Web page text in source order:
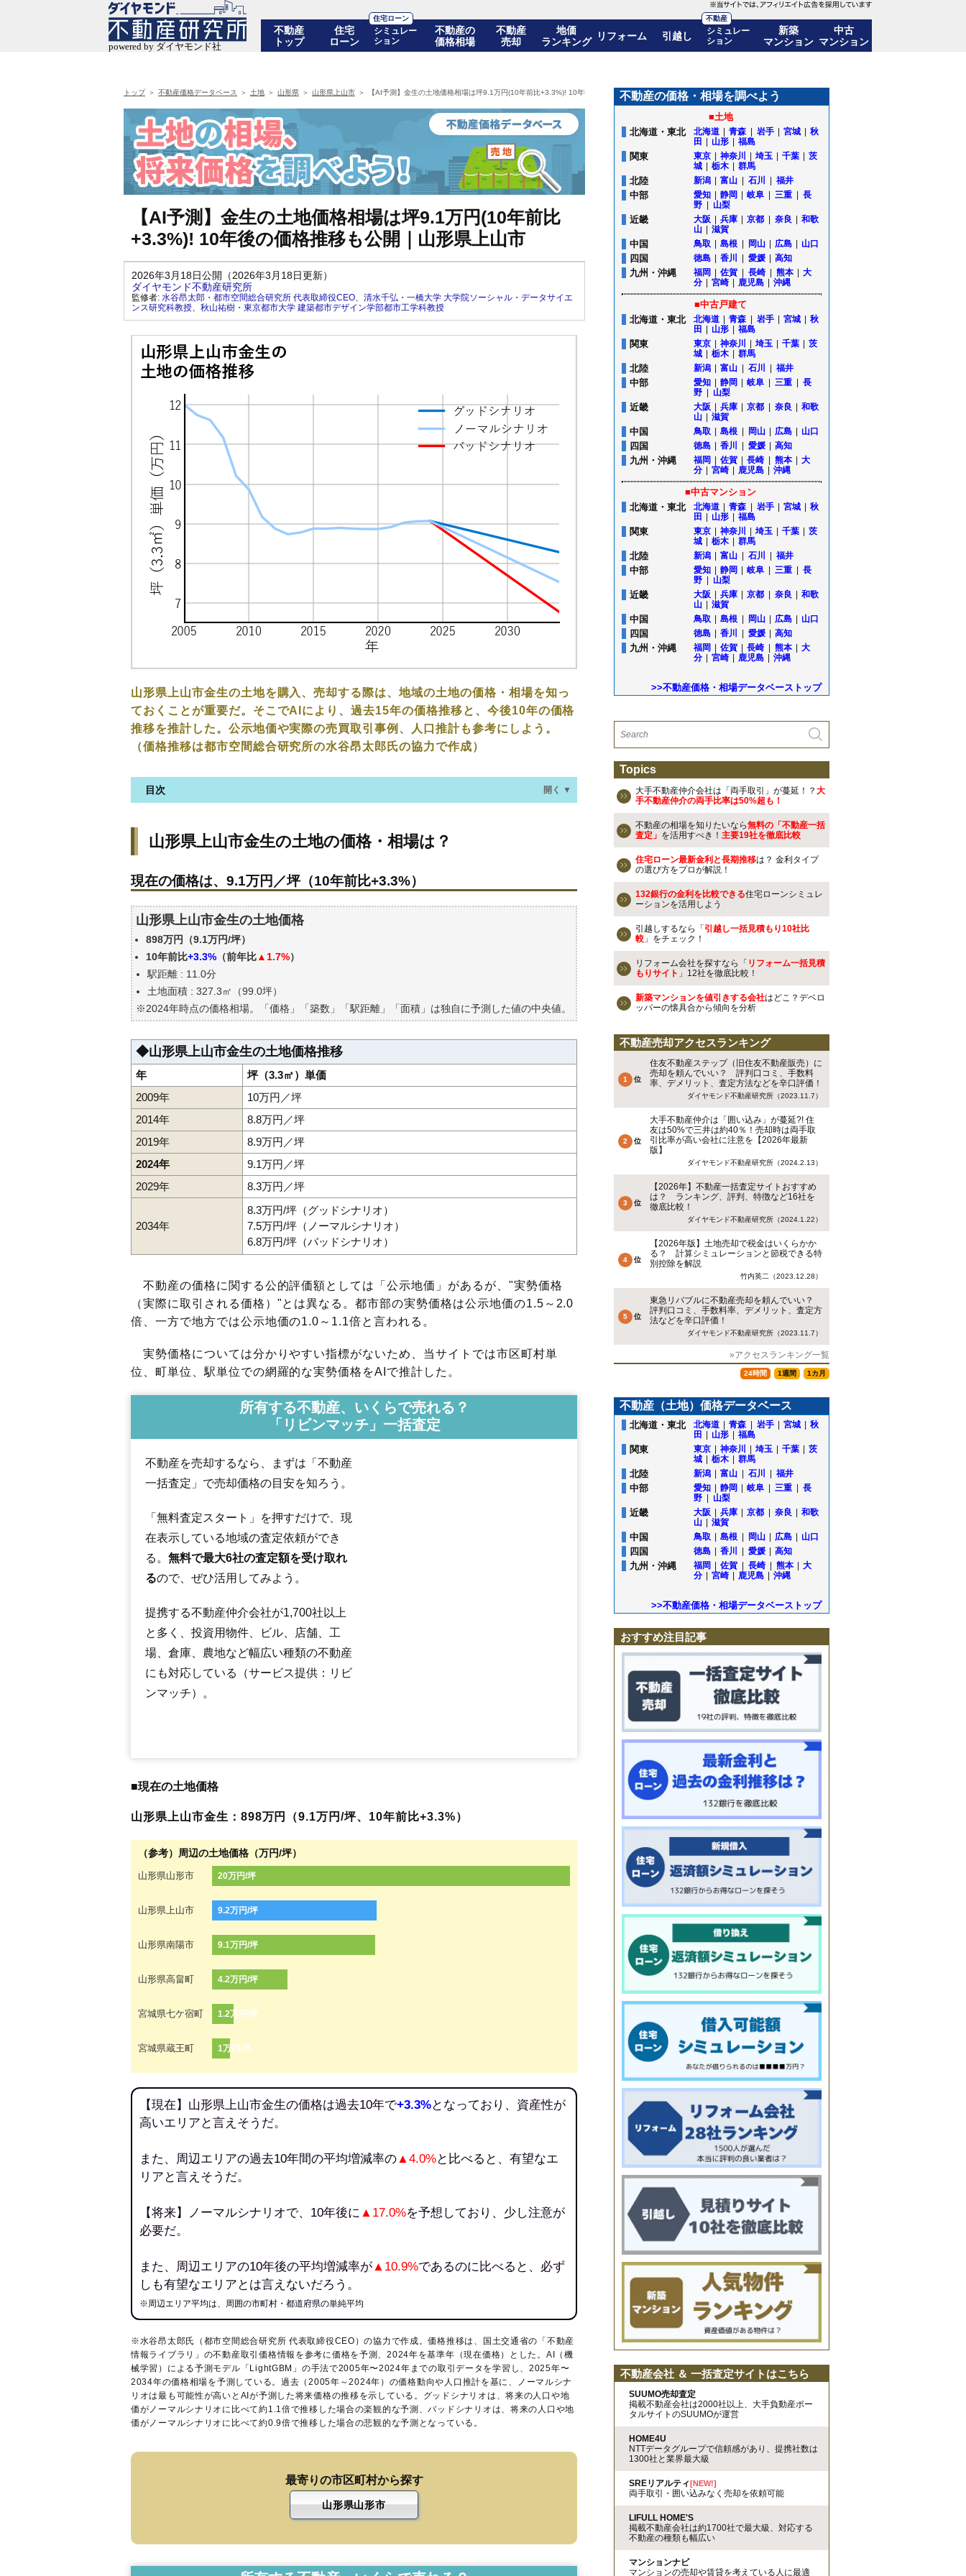
不動産
トップ
住宅
ローン
住宅ローン
シミュレー
ション
不動産の
価格相場
不動産
売却
地価
ランキング
リフォーム 引越し
不動産
シミュレー
ション
新築
マンション
中古
マンション
トップ 不動産価格データベース 土地 山形県 山形県上山市 【AI予測】金生の土地価格相場は坪9.1万円(10年前比+3.3%)! 10年後の価格推移も公開｜山形県上山市
【AI予測】金生の土地価格相場は坪9.1万円(10年前比
+3.3%)! 10年後の価格推移も公開｜山形県上山市
2026年3月18日公開（2026年3月18日更新）
ダイヤモンド不動産研究所
監修者: 水谷昂太郎・都市空間総合研究所 代表取締役CEO、 清水千弘・一橋大学 大学院ソーシャル・データサイエ
ンス研究科教授、 秋山祐樹・東京都市大学 建築都市デザイン学部都市工学科教授
山形県上山市金生の土地を購入、売却する際は、地域の土地の価格・相場を知っ
ておくことが重要だ。そこでAIにより、過去15年の価格推移と、今後10年の価格
推移を推計した。公示地価や実際の売買取引事例、人口推計も参考にしよう。
（価格推移は都市空間総合研究所の水谷昂太郎氏の協力で作成）
目次 開く ▼
現在の価格は、9.1万円／坪（10年前比+3.3%）
駅からの徒歩距離で価格はどうなる？
山形県上山市金生の土地の過去の売買事例
公示地価はいくら
エリアの将来性を人口予想から検討しよう
自分の年収でいくらの不動産が買える？
山形県上山市金生の土地の価格・相場は？
現在の価格は、9.1万円／坪（10年前比+3.3%）
山形県上山市金生の土地価格
898万円（9.1万円/坪）
10年前比+3.3% （前年比▲1.7%）
駅距離 : 11.0分
土地面積 : 327.3㎡（99.0坪）
※2024年時点の価格相場。「価格」「築数」「駅距離」「面積」は独自に予測した値の中央値。
◆山形県上山市金生の土地価格推移
年
坪（3.3㎡）単価
2009年
10万円／坪
2014年
8.8万円／坪
2019年
8.9万円／坪
2024年
9.1万円／坪
2029年
8.3万円／坪
2034年
8.3万円/坪（グッドシナリオ）
7.5万円/坪（ノーマルシナリオ）
6.8万円/坪（バッドシナリオ）
不動産の価格に関する公的評価額としては「公示地価」があるが、"実勢価格
（実際に取引される価格）"とは異なる。都市部の実勢価格は公示地価の1.5～2.0
倍、一方で地方では公示地価の1.0～1.1倍と言われる。
実勢価格については分かりやすい指標がないため、当サイトでは市区町村単
位、町単位、駅単位での網羅的な実勢価格をAIで推計した。
所有する不動産、いくらで売れる？
「リビンマッチ」一括査定
不動産を売却するなら、まずは「不動産
一括査定」で売却価格の目安を知ろう。
「無料査定スタート」を押すだけで、現
在表示している地域の査定依頼ができ
る。 無料で最大6社の査定額を受け取れ
るので、ぜひ活用してみよう。
提携する不動産仲介会社が1,700社以上
と多く、投資用物件、ビル、店舗、工
場、倉庫、農地など幅広い種類の不動産
にも対応している（サービス提供：リビ
ンマッチ）。
■現在の土地価格
山形県上山市金生：898万円（9.1万円/坪、10年前比+3.3%）
（参考）周辺の土地価格（万円/坪）
山形県山形市 20万円/坪
山形県上山市 9.2万円/坪
山形県南陽市 9.1万円/坪
山形県高畠町 4.2万円/坪
宮城県七ケ宿町 1.2万円/坪
宮城県蔵王町 1万円/坪
【現在】山形県上山市金生の価格は過去10年で+3.3%となっており、資産性が
高いエリアと言えそうだ。
また、周辺エリアの過去10年間の平均増減率の▲4.0%と比べると、有望なエ
リアと言えそうだ。
【将来】ノーマルシナリオで、10年後に ▲17.0%を予想しており、少し注意が
必要だ。
また、周辺エリアの10年後の平均増減率が▲10.9%であるのに比べると、必ず
しも有望なエリアとは言えないだろう。
※周辺エリア平均は、周囲の市町村・都道府県の単純平均
※水谷昂太郎氏（都市空間総合研究所 代表取締役CEO）の協力で作成。価格推移は、国土交通省の「 不動産
情報ライブラリ 」の不動産取引価格情報を参考に価格を予測、2024年を基準年（現在価格）とした。AI（機
械学習）による予測モデル「LightGBM」の手法で2005年〜2024年までの取引データを学習し、2025年〜
2034年の価格相場を予測している。過去（2005年～2024年）の価格動向や人口推計を基に、ノーマルシナ
リオは最も可能性が高いとAIが予測した将来価格の推移を示している。グッドシナリオは、将来の人口や地
価がノーマルシナリオに比べて約1.1倍で推移した場合の楽観的な予測、バッドシナリオは、将来の人口や地
価がノーマルシナリオに比べて約0.9倍で推移した場合の悲観的な予測となっている。
最寄りの市区町村から探す
山形県山形市
石崎御井戸丁 北町高野
沢丁三本松
弁天
羽前中山駅
不動産の価格・相場を調べよう
■土地
北海道・東北
北海道 青森 岩手 宮城
秋
田
山形 福島
関東 東京 神奈川 埼玉 千葉
茨
城
栃木 群馬
北陸 新潟 富山 石川 福井
中部 愛知 静岡 岐阜 三重
長
野
山梨
近畿 大阪 兵庫 京都 奈良
和歌
山
滋賀
中国 鳥取 島根 岡山 広島 山口
四国 徳島 香川 愛媛 高知
九州・沖縄 福岡 佐賀 長崎 熊本
大
分
宮崎 鹿児島 沖縄
■中古戸建て
北海道・東北
北海道 青森 岩手 宮城
秋
田
山形 福島
関東 東京 神奈川 埼玉 千葉
茨
城
栃木 群馬
北陸 新潟 富山 石川 福井
中部 愛知 静岡 岐阜 三重
長
野
山梨
近畿 大阪 兵庫 京都 奈良
和歌
山
滋賀
中国 鳥取 島根 岡山 広島 山口
四国 徳島 香川 愛媛 高知
九州・沖縄 福岡 佐賀 長崎 熊本
大
分
宮崎 鹿児島 沖縄
■中古マンション
北海道・東北
北海道 青森 岩手 宮城
秋
田
山形 福島
関東 東京 神奈川 埼玉 千葉
茨
城
栃木 群馬
北陸 新潟 富山 石川 福井
中部 愛知 静岡 岐阜 三重
長
野
山梨
近畿 大阪 兵庫 京都 奈良
和歌
山
滋賀
中国 鳥取 島根 岡山 広島 山口
四国 徳島 香川 愛媛 高知
九州・沖縄 福岡 佐賀 長崎 熊本
大
分
宮崎 鹿児島 沖縄
>>不動産価格・相場データベーストップ
Topics
大手不動産仲介会社は「両手取引」が蔓延！？ 大
手不動産仲介の両手比率は50%超も！
不動産の相場を知りたいなら無料の「不動産一括
査定」 を活用すべき！ 主要19社を徹底比較
住宅ローン最新金利と長期推移は？ 金利タイプ
の選び方をプロが解説！
132銀行の金利を比較できる住宅ローンシミュレ
ーションを活用しよう
引越しするなら「 引越し一括見積もり10社比
較 」をチェック！
リフォーム会社を探すなら「 リフォーム一括見積
もりサイト 」12社を徹底比較！
新築マンションを値引きする会社はどこ？デベロ
ッパーの懐具合から傾向を分析
不動産売却アクセスランキング
住友不動産ステップ（旧住友不動産販売）に
売却を頼んでいい？ 評判口コミ、手数料
率、デメリット、査定方法などを辛口評価！
ダイヤモンド不動産研究所（2023.11.7）
大手不動産仲介は「囲い込み」が蔓延?! 住
友は50%で三井は約40％！売却時は両手取
引比率が高い会社に注意を【2026年最新
版】
ダイヤモンド不動産研究所（2024.2.13）
【2026年】不動産一括査定サイトおすすめ
は？ ランキング、評判、特徴など16社を
徹底比較！
ダイヤモンド不動産研究所（2024.1.22）
【2026年版】土地売却で税金はいくらかか
る？ 計算シミュレーションと節税できる特
別控除を解説
竹内英二（2023.12.28）
東急リバブルに不動産売却を頼んでいい？
評判口コミ、手数料率、デメリット、査定方
法などを辛口評価！
ダイヤモンド不動産研究所（2023.11.7）
»アクセスランキング一覧
24時間 1週間 1カ月
不動産（土地）価格データベース
北海道・東北 北海道 青森 岩手 宮城
秋
田
山形 福島
関東 東京 神奈川 埼玉 千葉
茨
城
栃木 群馬
北陸 新潟 富山 石川 福井
中部 愛知 静岡 岐阜 三重
長
野
山梨
近畿 大阪 兵庫 京都 奈良
和歌
山
滋賀
中国 鳥取 島根 岡山 広島 山口
四国 徳島 香川 愛媛 高知
九州・沖縄 福岡 佐賀 長崎 熊本
大
分
宮崎 鹿児島 沖縄
>>不動産価格・相場データベーストップ
おすすめ注目記事
不動産会社 ＆ 一括査定サイトはこちら
SUUMO売却査定
掲載不動産会社は2000社以上、大手負動産ポー
タルサイトのSUUMOが運営
HOME4U
NTTデータグループで信頼感があり、提携社数は
1300社と業界最大級
SREリアルティ[NEW!]
両手取引・囲い込みなく売却を依頼可能
LIFULL HOME'S
掲載不動産会社は約1700社で最大級、対応する
不動産の種類も幅広い
マンションナビ
マンションの売却や賃貸を考えている人に最適